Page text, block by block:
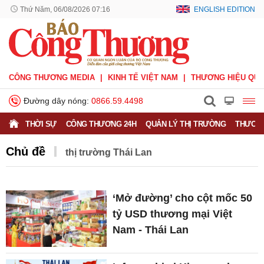
Thứ Năm, 06/08/2026 07:16 ENGLISH EDITION
CÔNG THƯƠNG MEDIA KINH TẾ VIỆT NAM THƯƠNG HIỆU
Đường dây nóng: 0866.59.4498
THỜI SỰ CÔNG THƯƠNG 24H QUẢN LÝ THỊ TRƯỜNG
Chủ đề thị trường Thái Lan
‘Mở đường’ cho cột mốc 50
tỷ USD thương mại Việt
Nam - Thái Lan